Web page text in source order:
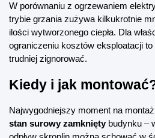
W porównaniu z ogrzewaniem
trybie grzania zużywa kilkukrotnie
ilości wytworzonego ciepła. Dla
ograniczeniu kosztów eksploatacji
trudniej zignorować.
Kiedy i jak
stan surowy zamknięty budynku –